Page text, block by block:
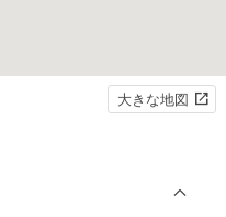
大きな地図